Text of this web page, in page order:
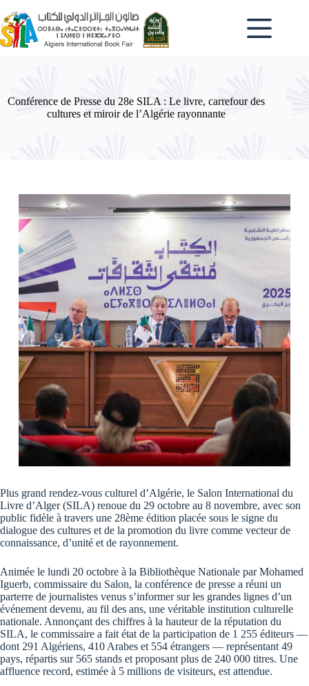
au
contenu
Conférence de Presse du 28e SILA : Le livre, carrefour des
cultures et miroir de l’Algérie rayonnante
Plus grand rendez-vous culturel d’Algérie, le Salon International du
Livre d’Alger (SILA) renoue du 29 octobre au 8 novembre, avec son
public fidèle à travers une 28ème édition placée sous le signe du
dialogue des cultures et de la promotion du livre comme vecteur de
connaissance, d’unité et de rayonnement.
Animée le lundi 20 octobre à la Bibliothèque Nationale par Mohamed
Iguerb, commissaire du Salon, la conférence de presse a réuni un
parterre de journalistes venus s’informer sur les grandes lignes d’un
événement devenu, au fil des ans, une véritable institution culturelle
nationale. Annonçant des chiffres à la hauteur de la réputation du
SILA, le commissaire a fait état de la participation de 1 255 éditeurs —
dont 291 Algériens, 410 Arabes et 554 étrangers — représentant 49
pays, répartis sur 565 stands et proposant plus de 240 000 titres. Une
affluence record, estimée à 5 millions de visiteurs, est attendue.